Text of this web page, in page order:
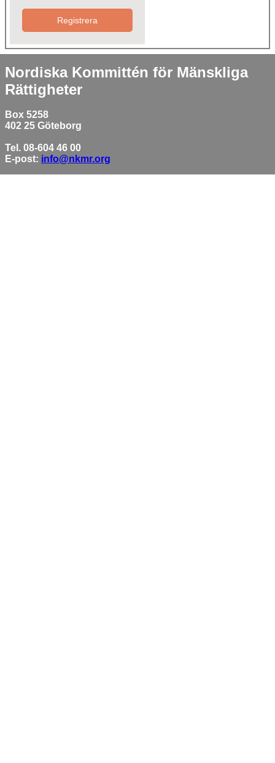
Registrera
Nordiska Kommittén för Mänskliga
Rättigheter
Box 5258
402 25 Göteborg
Tel. 08-604 46 00
E-post: info@nkmr.org